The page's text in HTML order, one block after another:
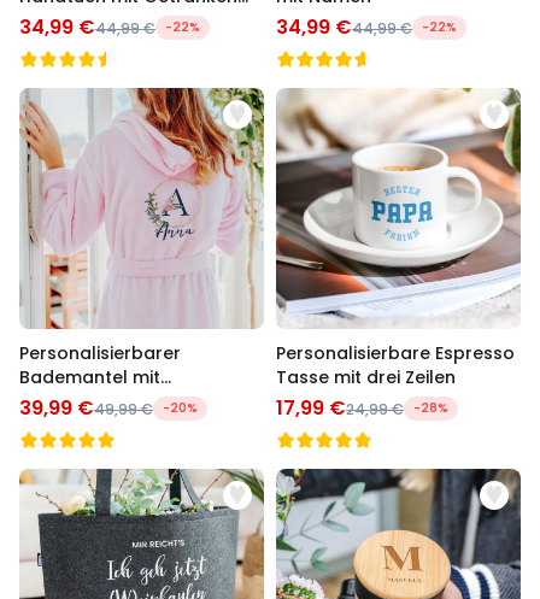
und Spruch
34,99 €44,99 € -22% 34,99 €44,99 € -22%
Personalisierbarer
Bademantel mit
Monogramm im
Blumenmuster
39,99 €49,99 € -20%
Personalisierbare Espresso
Tasse mit drei Zeilen
17,99 €24,99 € -28%